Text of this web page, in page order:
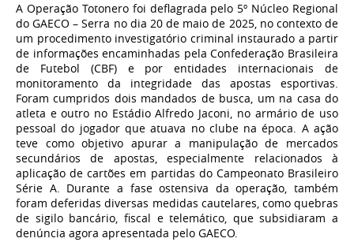
A Operação Totonero foi deflagrada pelo 5º Núcleo Regional
do GAECO – Serra no dia 20 de maio de 2025, no contexto de
um procedimento investigatório criminal instaurado a partir
de informações encaminhadas pela Confederação Brasileira
de Futebol (CBF) e por entidades internacionais de
monitoramento da integridade das apostas esportivas.
Foram cumpridos dois mandados de busca, um na casa do
atleta e outro no Estádio Alfredo Jaconi, no armário de uso
pessoal do jogador que atuava no clube na época. A ação
teve como objetivo apurar a manipulação de mercados
secundários de apostas, especialmente relacionados à
aplicação de cartões em partidas do Campeonato Brasileiro
Série A. Durante a fase ostensiva da operação, também
foram deferidas diversas medidas cautelares, como quebras
de sigilo bancário, fiscal e telemático, que subsidiaram a
denúncia agora apresentada pelo GAECO.